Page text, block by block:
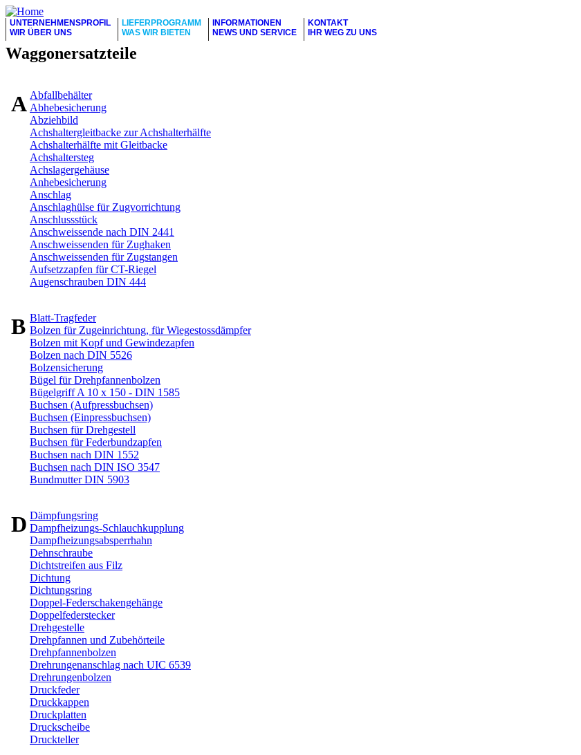
UNTERNEHMENSPROFIL
WIR ÜBER UNS
LIEFERPROGRAMM
WAS WIR BIETEN
INFORMATIONEN
NEWS UND SERVICE
KONTAKT
IHR WEG ZU UNS
Waggonersatzteile
AAbfallbehälter
Abhebesicherung
Abziehbild
Achshaltergleitbacke zur Achshalterhälfte
Achshalterhälfte mit Gleitbacke
Achshaltersteg
Achslagergehäuse
Anhebesicherung
Anschlag
Anschlaghülse für Zugvorrichtung
Anschlussstück
Anschweissende nach DIN 2441
Anschweissenden für Zughaken
Anschweissenden für Zugstangen
Aufsetzzapfen für CT-Riegel
Augenschrauben DIN 444
BBlatt-Tragfeder
Bolzen für Zugeinrichtung, für Wiegestossdämpfer
Bolzen mit Kopf und Gewindezapfen
Bolzen nach DIN 5526
Bolzensicherung
Bügel für Drehpfannenbolzen
Bügelgriff A 10 x 150 - DIN 1585
Buchsen (Aufpressbuchsen)
Buchsen (Einpressbuchsen)
Buchsen für Drehgestell
Buchsen für Federbundzapfen
Buchsen nach DIN 1552
Buchsen nach DIN ISO 3547
Bundmutter DIN 5903
DDämpfungsring
Dampfheizungs-Schlauchkupplung
Dampfheizungsabsperrhahn
Dehnschraube
Dichtstreifen aus Filz
Dichtung
Dichtungsring
Doppel-Federschakengehänge
Doppelfederstecker
Drehgestelle
Drehpfannen und Zubehörteile
Drehpfannenbolzen
Drehrungenanschlag nach UIC 6539
Drehrungenbolzen
Druckfeder
Druckkappen
Druckplatten
Druckscheibe
Druckteller